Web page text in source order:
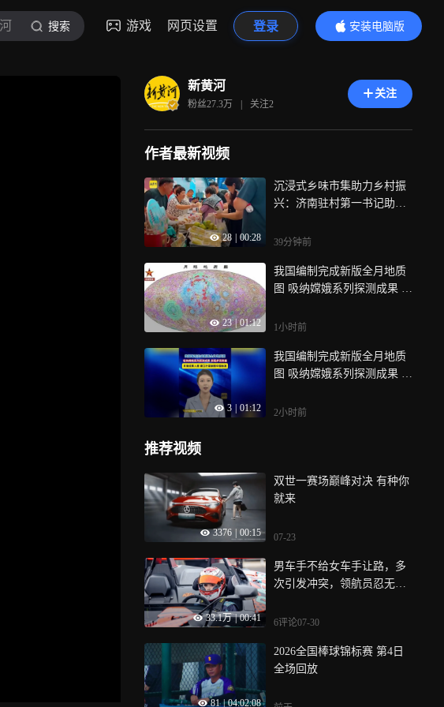
搜索 游戏 网页设置 登录
安装电脑版
内容更精彩
新黄河
粉丝27.3万 | 关注2
关注
作者最新视频
28 00:28
沉浸式乡味市集助力乡村振
兴：济南驻村第一书记助农
39分钟前
23 | 01:12
我国编制完成新版全月地质
图 吸纳嫦娥系列探测成果 实
立行星制图中国标准
1小时前
3 01:12
我国编制完成新版全月地质
图 吸纳嫦娥系列探测成果 实
立行星制图中国标准
2小时前
推荐视频
3376 00:15
双世一赛场巅峰对决 有种你
就来
07-23
33.1万 | 00:41
男车手不给女车手让路，多
次引发冲突，领航员忍无可
6评论07-30
81 | 04:02:08
2026全国棒球锦标赛 第4日
全场回放